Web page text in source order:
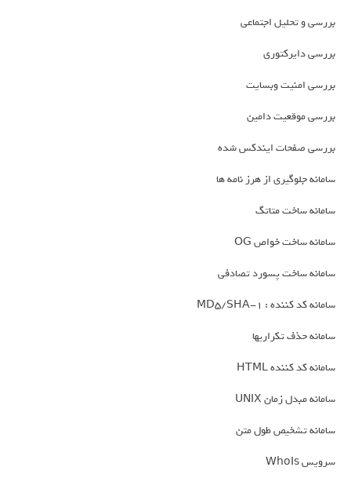
بررسی و تحلیل اجتماعی
بررسی دایرکتوری
بررسی امنیت وبسایت
بررسی موقعیت دامین
بررسی صفحات ایندکس شده
سامانه جلوگیری از هرز نامه ها
سامانه ساخت متاتگ
سامانه ساخت خواص OG
سامانه ساخت پسورد تصادفی
سامانه کد کننده : MD5/SHA-1
سامانه حذف تکراریها
سامانه کد کننده HTML
سامانه مبدل زمان UNIX
سامانه تشخیص طول متن
سرویس WhoIs